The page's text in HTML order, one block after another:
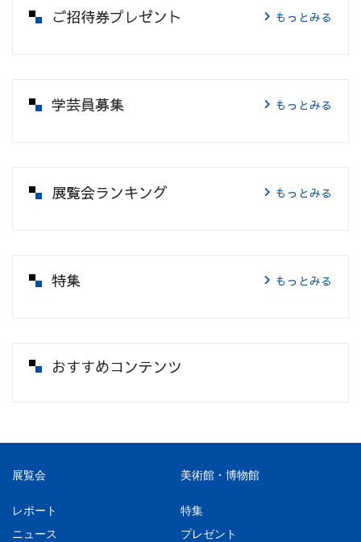
ご招待券プレゼント もっとみる
学芸員募集 もっとみる
展覧会ランキング もっとみる
特集 もっとみる
おすすめコンテンツ
展覧会 美術館・博物館
レポート
特集
ニュース
プレゼント